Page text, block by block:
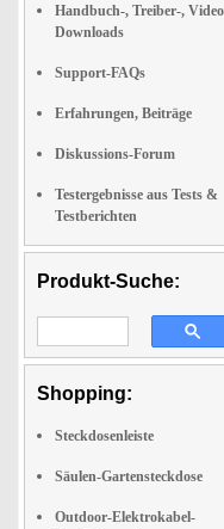
Handbuch-, Treiber-,
Downloads
Support-FAQs
Erfahrungen, Beiträge
Diskussions-Forum
Testergebnisse aus Tests &
Testberichten
Produkt-Suche:
Shopping:
Steckdosenleiste
Säulen-Gartensteckdose
Outdoor-Elektrokabel-